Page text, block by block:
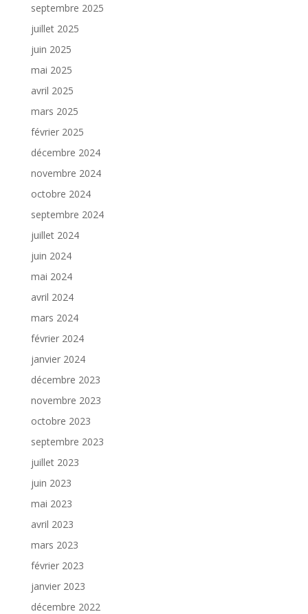
septembre 2025
juillet 2025
juin 2025
mai 2025
avril 2025
mars 2025
février 2025
décembre 2024
novembre 2024
octobre 2024
septembre 2024
juillet 2024
juin 2024
mai 2024
avril 2024
mars 2024
février 2024
janvier 2024
décembre 2023
novembre 2023
octobre 2023
septembre 2023
juillet 2023
juin 2023
mai 2023
avril 2023
mars 2023
février 2023
janvier 2023
décembre 2022